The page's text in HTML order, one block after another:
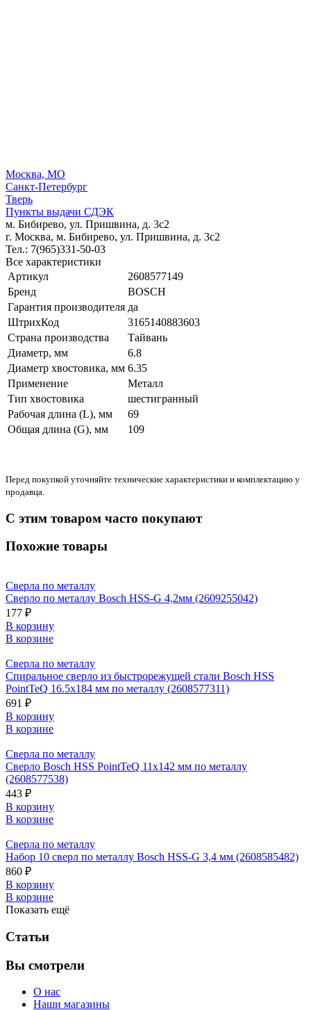
Москва, МО
Санкт-Петербург
Тверь
Пункты выдачи СДЭК
м. Бибирево, ул. Пришвина, д. 3с2
г. Москва, м. Бибирево, ул. Пришвина, д. 3с2
Тел.: 7(965)331-50-03
Все характеристики
Артикул
2608577149
Бренд
BOSCH
Гарантия производителя да
ШтрихКод
3165140883603
Страна производства
Тайвань
Диаметр, мм
6.8
Диаметр хвостовика, мм 6.35
Применение
Металл
Тип хвостовика
шестигранный
Рабочая длина (L), мм
69
Общая длина (G), мм
109
Перед покупкой уточняйте технические характеристики и комплектацию у
продавца.
С этим товаром часто покупают
Похожие товары
Сверла по металлу
Сверло по металлу Bosch HSS-G 4,2мм (2609255042)
177 ₽
В корзину
В корзине
Сверла по металлу
Спиральное сверло из быстрорежущей стали Bosch HSS
PointTeQ 16.5х184 мм по металлу (2608577311)
691 ₽
В корзину
В корзине
Сверла по металлу
Сверло Bosch HSS PointTeQ 11х142 мм по металлу
(2608577538)
443 ₽
В корзину
В корзине
Сверла по металлу
Набор 10 сверл по металлу Bosch HSS-G 3,4 мм (2608585482)
860 ₽
В корзину
В корзине
Показать ещё
Статьи
Вы смотрели
О нас
Наши магазины